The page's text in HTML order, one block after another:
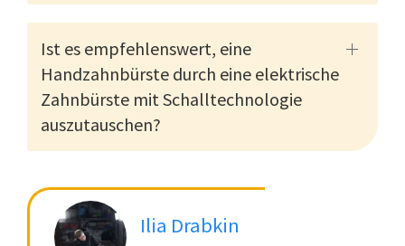
Ist es empfehlenswert, eine
Handzahnbürste durch eine elektrische
Zahnbürste mit Schalltechnologie
auszutauschen?
Ilia Drabkin